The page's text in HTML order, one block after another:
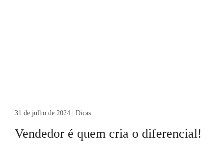
31 de julho de 2024 Dicas
Vendedor é quem cria o diferencial!